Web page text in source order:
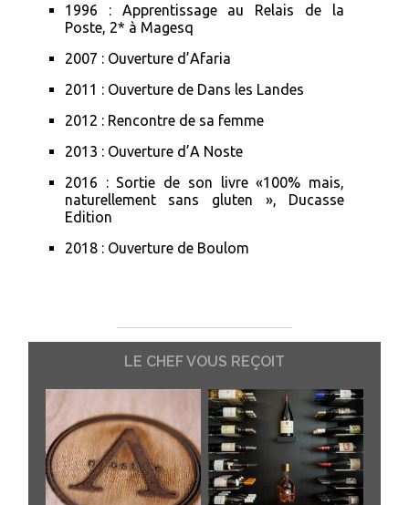
1996 : Apprentissage au Relais de la
Poste, 2* à Magesq
2007 : Ouverture d’Afaria
2011 : Ouverture de Dans les Landes
2012 : Rencontre de sa femme
2013 : Ouverture d’A Noste
2016 : Sortie de son livre «100% mais,
naturellement sans gluten », Ducasse
Edition
2018 : Ouverture de Boulom
LE CHEF VOUS REÇOIT